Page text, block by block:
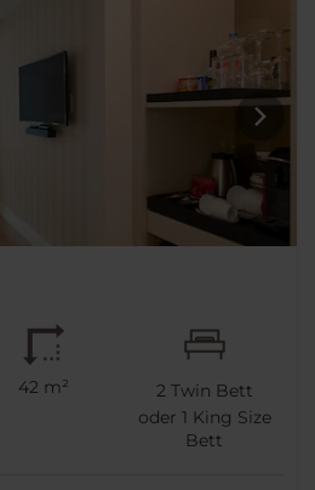
42 m² 2 Twin Bett
oder 1 King Size
Bett